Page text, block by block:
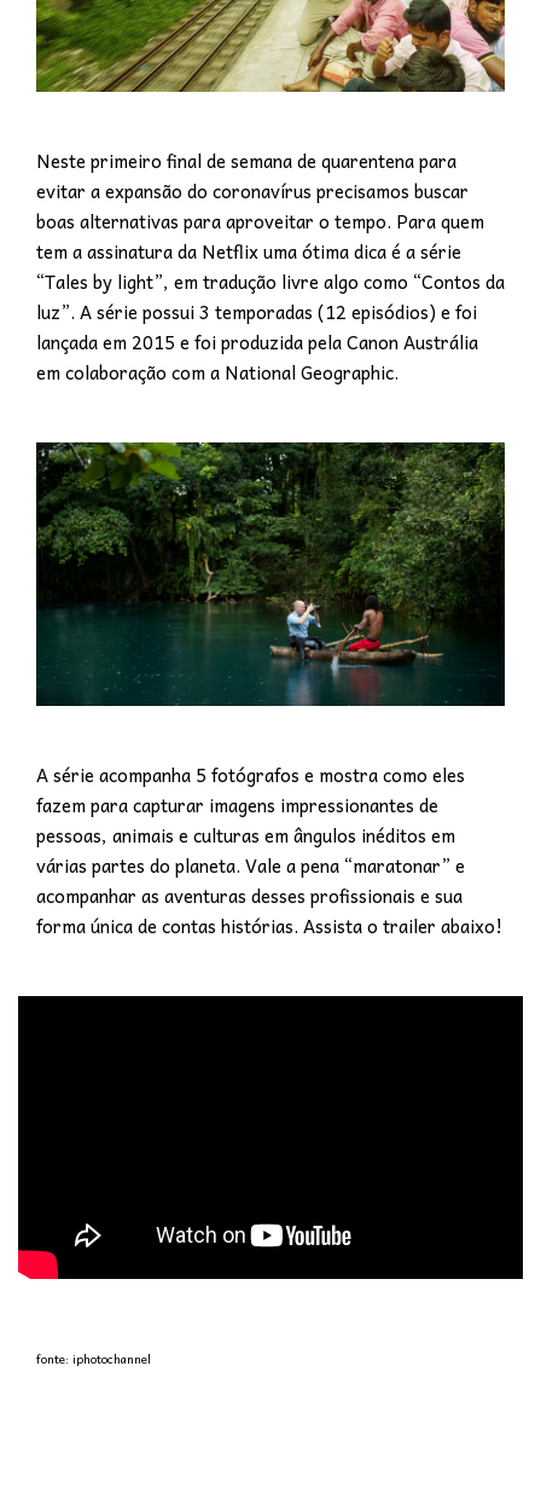
Neste primeiro final de semana de quarentena para
evitar a expansão do coronavírus precisamos buscar
boas alternativas para aproveitar o tempo. Para quem
tem a assinatura da Netflix uma ótima dica é a série
“Tales by light”, em tradução livre algo como “Contos da
luz”. A série possui 3 temporadas (12 episódios) e foi
lançada em 2015 e foi produzida pela Canon Austrália
em colaboração com a National Geographic.
A série acompanha 5 fotógrafos e mostracomo eles
fazem para capturar imagens impressionantes de
pessoas, animais e culturas em ângulos inéditos em
várias partes do planeta. Vale a pena “maratonar” e
acompanhar as aventuras desses profissionais e sua
forma única de contas histórias. Assista o trailer abaixo!
fonte: iphotochannel